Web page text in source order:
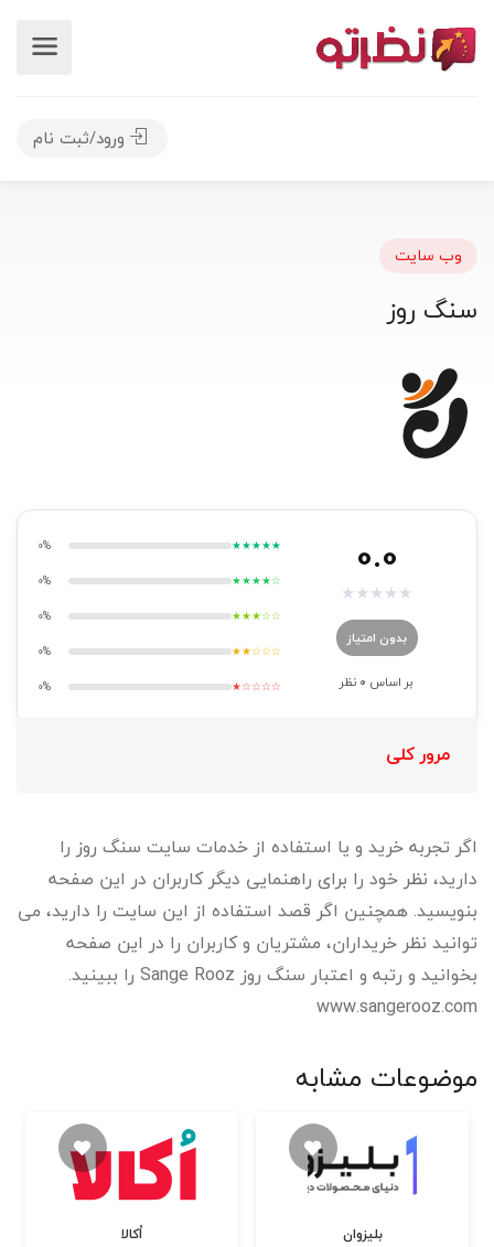
ورود/ثبت نام
وب سایت
سنگ روز
0.0
★
★
★
★
★
بدون امتیاز
بر اساس 0 نظر
★★★★★
0%
★★★★☆
0%
★★★☆☆
0%
★★☆☆☆
0%
★☆☆☆☆
0%
مرور کلی
اگر تجربه خرید و یا استفاده از خدمات سایت سنگ روز را
دارید، نظر خود را برای راهنمایی دیگر کاربران در این صفحه
بنویسید. همچنین اگر قصد استفاده از این سایت را دارید، می
توانید نظر خریداران، مشتریان و کاربران را در این صفحه
بخوانید و رتبه و اعتبار سنگ روز Sange Rooz را ببینید.
www.sangerooz.com
موضوعات مشابه
اُکالا بلیزوان